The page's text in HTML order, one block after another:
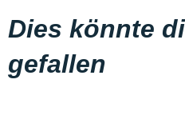
Dies könnte
gefallen